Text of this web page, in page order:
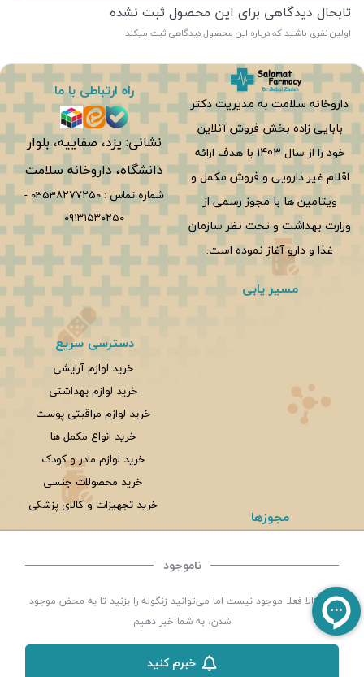
تابحال دیدگاهی برای این محصول ثبت نشده
اولین نفری باشید که درباره این محصول دیدگاهی ثبت میکند
ناموجود
این کالا فعلا موجود نیست اما می‌توانید زنگوله را بزنید تا به محض موجود
شدن، به شما خبر دهیم
خبرم کنید
داروخانه سلامت به مدیریت دکتر
بابایی زاده بخش فروش آنلاین
خود را از سال 1403 با هدف ارائه
اقلام غیر دارویی و فروش مکمل و
ویتامین ها با مجوز رسمی از
وزارت بهداشت و تحت نظر سازمان
غذا و دارو آغاز نموده است.
راه ارتباطی با ما
نشانی: یزد، صفاییه، بلوار
دانشگاه، داروخانه سلامت
شماره تماس :0353۸۲۷۷۲۵۰ -
۰۹۱۳۱۵۳۰۲۵۰
مسیر یابی
مجوزها
دسترسی سریع
خرید لوازم آرایشی
خرید لوازم بهداشتی
خرید لوازم مراقبتی پوست
خرید انواع مکمل ها
خرید لوازم مادر و کودک
خرید محصولات جنسی
خرید تجهیزات و کالای پزشکی
© تمامی حقوق این سایت متعلق بهداروخانه شبانه روزی سلامت یزد می باشد. | توسعه و کد
نویسی:سپکام سیستم طراحی ،اجرا و سئو:شرکت دیجیتال مارکتینگ سپتا